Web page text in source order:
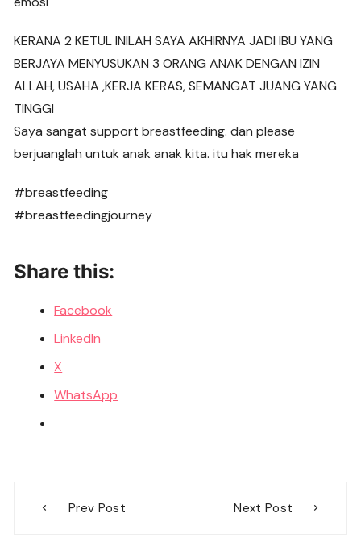
KERANA 2 KETUL INILAH SAYA AKHIRNYA JADI IBU YANG
BERJAYA MENYUSUKAN 3 ORANG ANAK DENGAN IZIN
ALLAH, USAHA ,KERJA KERAS, SEMANGAT JUANG YANG
TINGGI
Saya sangat support breastfeeding. dan please
berjuanglah untuk anak anak kita. itu hak mereka
#breastfeeding
#breastfeedingjourney
Share this:
Facebook
LinkedIn
X
WhatsApp
navigation
Prev Post Next Post